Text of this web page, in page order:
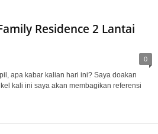
Residence 2 Lantai
0
apa kabar kalian hari ini? Saya doakan
kali ini saya akan membagikan referensi